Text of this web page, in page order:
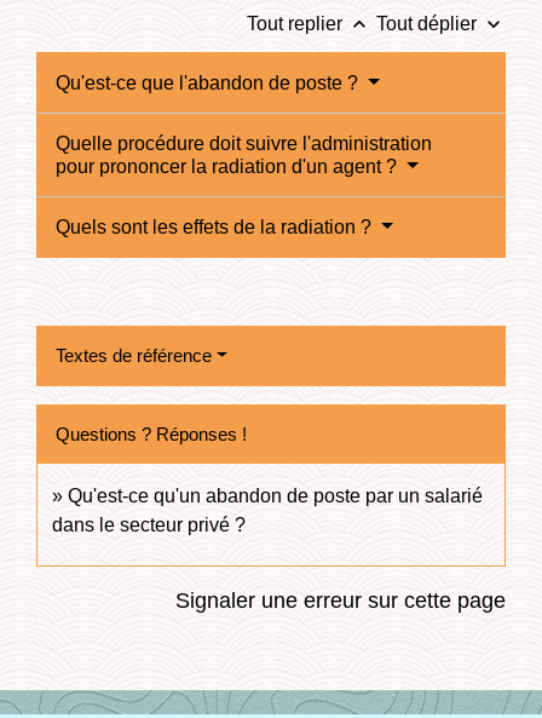
Tout replier keyboard_arrow_up Tout déplier keyboard_arrow_down
Qu'est-ce que l'abandon de poste ?
Quelle procédure doit suivre l'administration
pour prononcer la radiation d'un agent ?
Quels sont les effets de la radiation ?
Textes de référence
Questions ? Réponses !
Qu'est-ce qu'un abandon de poste par un salarié
dans le secteur privé ?
Signaler une erreur sur cette page